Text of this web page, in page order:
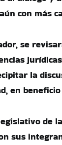
con más
se
la
en
de
sus